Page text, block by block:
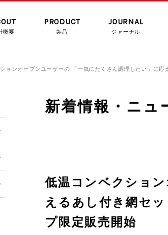
概要
PRODUCT
製品
JOURNAL
ジャーナル
ョンオーブンユーザーの 「一気にたくさん調理したい」に
新着情報・ニュ
低温コンベクショ
えるあし付き網セ
プ限定販売開始